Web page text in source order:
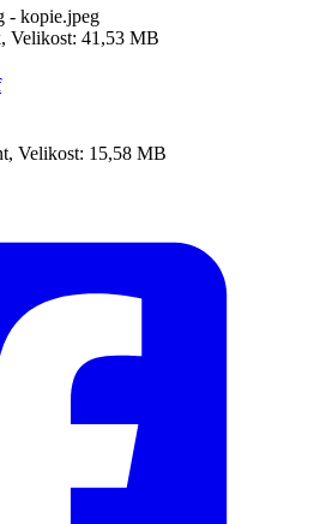
- kopie.jpeg
Velikost: 41,53 MB
Velikost: 15,58 MB